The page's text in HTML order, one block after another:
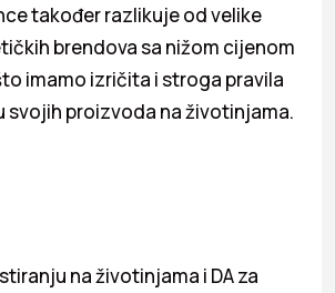
također razlikuje od velike
brendova sa nižom cijenom
imamo izričita i stroga pravila
svojih proizvoda na životinjama.
na životinjama i DA za